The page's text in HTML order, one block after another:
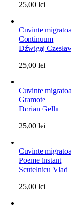
25,00lei
Cuvinte
Continuum
Dźwigaj
25,00lei
Cuvinte
Gramote
Dorian Gellu
25,00lei
Cuvinte
Poeme instant
Scutelnicu Vlad
25,00lei